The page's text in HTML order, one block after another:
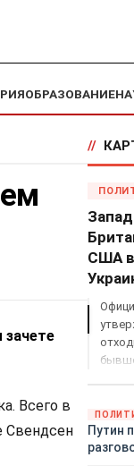
ОБРАЗОВАНИЕ
Всего в
Свендсен
//
США
Путин